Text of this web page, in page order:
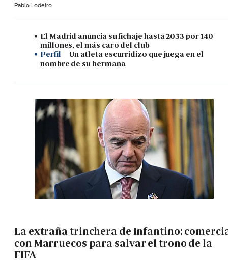
Pablo Lodeiro
El Madrid anuncia su fichaje hasta 2033 por 140
millones, el más caro del club
Perfil
Un atleta escurridizo que juega en el
nombre de su hermana
La extraña trinchera de Infantino:
con Marruecos para salvar el trono de la
FIFA